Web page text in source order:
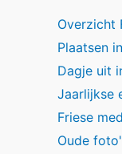
Overzicht
Plaatsen
Dagje uit
Jaarlijkse
Friese
Oude